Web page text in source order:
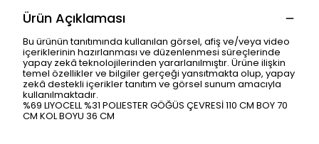
Ürün Açıklaması
Bu ürünün tanıtımında kullanılan görsel, afiş ve/veya video
içeriklerinin hazırlanması ve düzenlenmesi süreçlerinde
yapay zekâ teknolojilerinden yararlanılmıştır. Ürüne ilişkin
temel özellikler ve bilgiler gerçeği yansıtmakta olup, yapay
zekâ destekli içerikler tanıtım ve görsel sunum amacıyla
kullanılmaktadır.
%69 LIYOCELL %31 POLIESTER GÖĞÜS ÇEVRESİ 110 CM BOY 70
CM KOL BOYU 36 CM